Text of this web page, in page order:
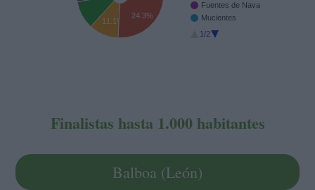
Fuentes de Nava
Mucientes
1/2
11.1%
24.3%
Finalistas hasta 1.000 habitantes
Balboa (León)